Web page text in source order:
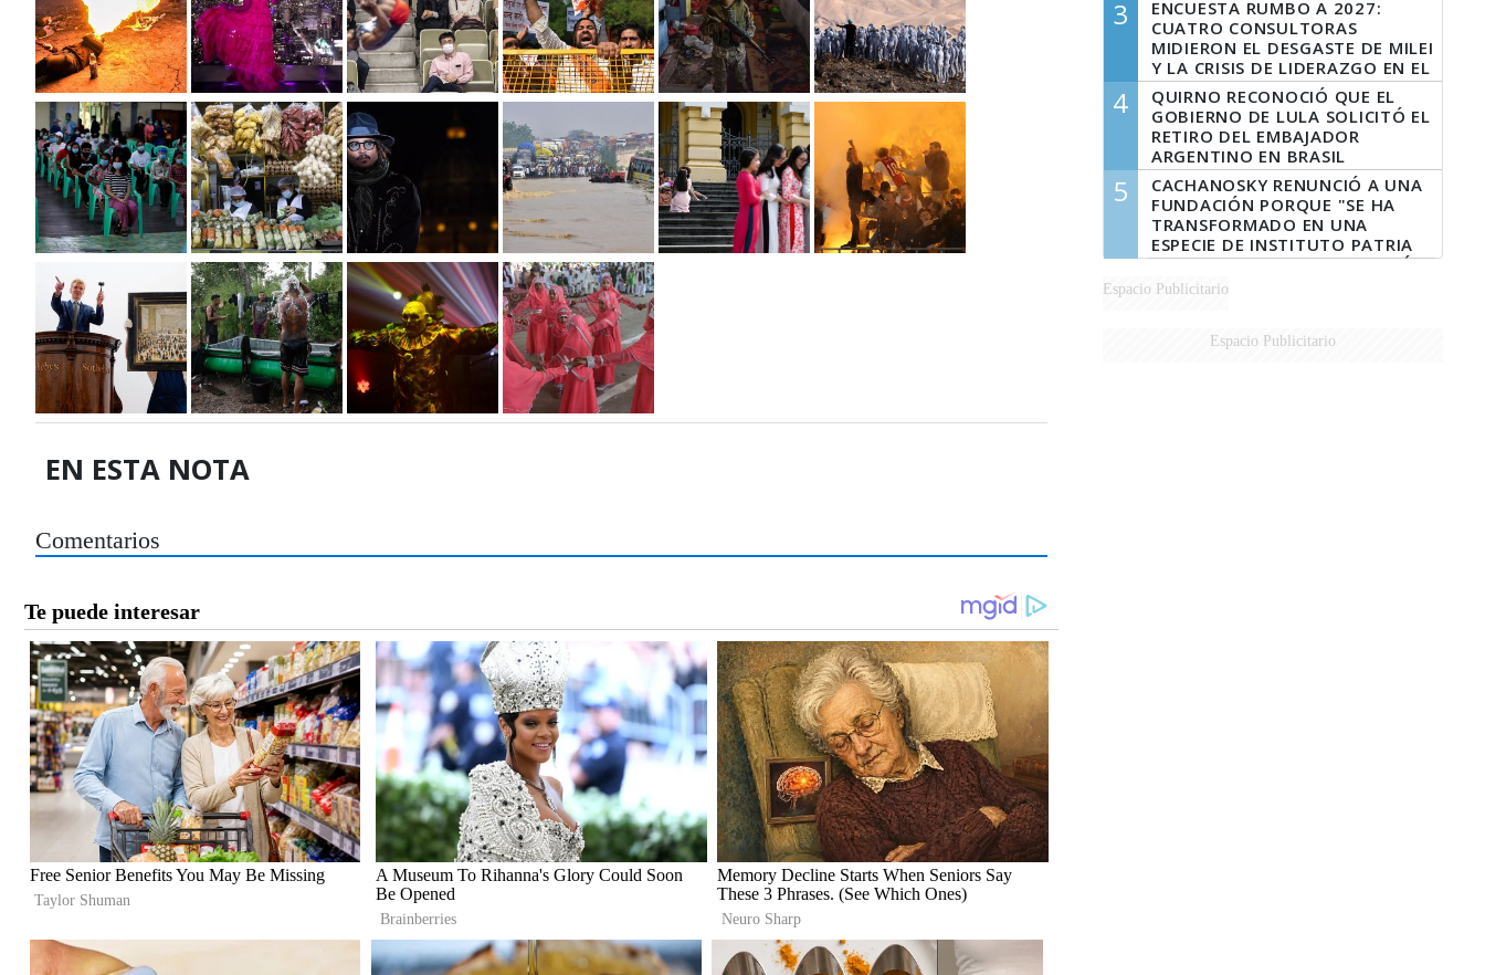
EN ESTA NOTA
Comentarios
3
ENCUESTA RUMBO A 2027:
CUATRO CONSULTORAS
MIDIERON EL DESGASTE DE MILEI
Y LA CRISIS DE LIDERAZGO EN EL
PERONISMO
4
QUIRNO RECONOCIÓ QUE EL
GOBIERNO DE LULA SOLICITÓ EL
RETIRO DEL EMBAJADOR
ARGENTINO EN BRASIL
5
CACHANOSKY RENUNCIÓ A UNA
FUNDACIÓN PORQUE "SE HA
TRANSFORMADO EN UNA
ESPECIE DE INSTITUTO PATRIA
INCONDICIONAL DE LA GESTIÓN
DE MILEI"
Espacio Publicitario
Espacio Publicitario